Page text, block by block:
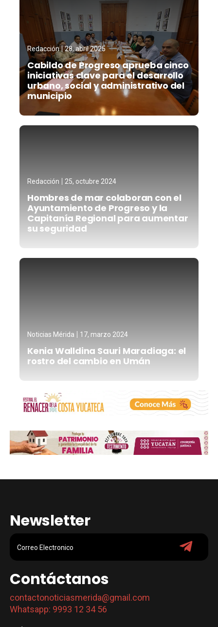
Redacción 28, abril 2025
Cabildo de Progreso aprueba cinco
iniciativas clave para el desarrollo
urbano, social y administrativo del
municipio
Redacción 25, octubre 2024
Hombres de mar colaboran con el
Ayuntamiento de Progreso y la
Capitanía Regional para aumentar
su seguridad
Noticias Mérida 17, marzo 2024
Kenia Walldina Sauri Maradiaga: el
rostro del cambio en Umán
Newsletter
Contáctanos
contactonoticiasmerida@gmail.com
Whatsapp: 9993 12 34 56